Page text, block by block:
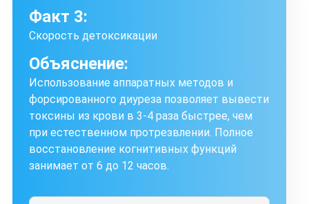
Факт 3:
Скорость детоксикации
Объяснение:
Использование аппаратных методов и
форсированного диуреза позволяет вывести
токсины из крови в 3-4 раза быстрее, чем
при естественном протрезвлении. Полное
восстановление когнитивных функций
занимает от 6 до 12 часов.